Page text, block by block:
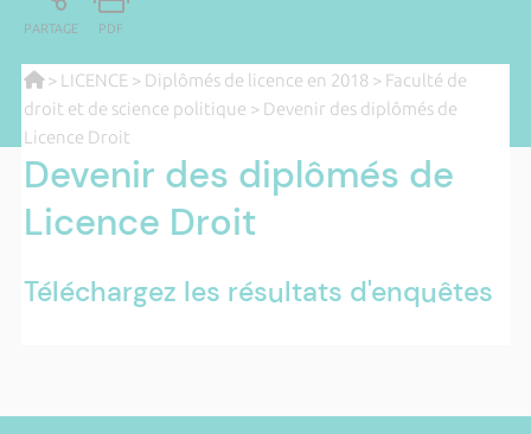
PARTAGE PDF
> LICENCE > Diplômés de licence en 2018 > Faculté de
droit et de science politique > Devenir des diplômés de
Licence Droit
Devenir des diplômés de
Licence Droit
Téléchargez les résultats d'enquêtes